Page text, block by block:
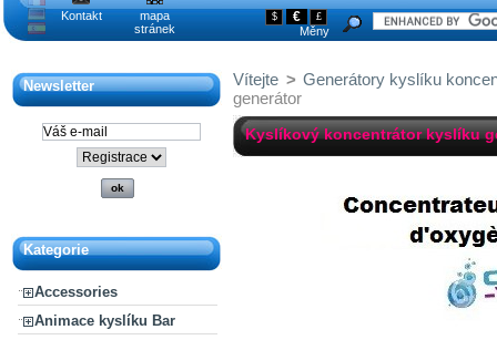
Kontakt
mapa
stránek
$ € £
Měny
Newsletter
Kategorie
Accessories
Animace kyslíku Bar
Vítejte > Generátory kyslíku
generátor
Kyslíkový koncentrátor kyslíku